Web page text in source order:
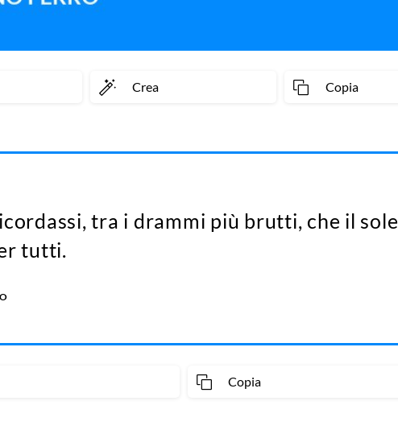
Crea Copia
tra i drammi più brutti, che il sole
tutti.
Copia